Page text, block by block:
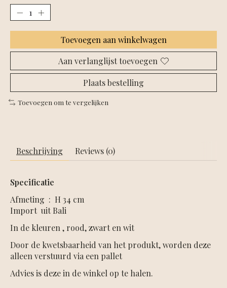
Toevoegen aan winkelwagen
Aan verlanglijst toevoegen
Plaats bestelling
Toevoegen om te vergelijken
Beschrijving Reviews (0)
Specificatie
Afmeting : H 34 cm
Import uit Bali
In de kleuren , rood, zwart en wit
Door de kwetsbaarheid van het produkt, worden deze
alleen verstuurd via een pallet
Advies is deze in de winkel op te halen.